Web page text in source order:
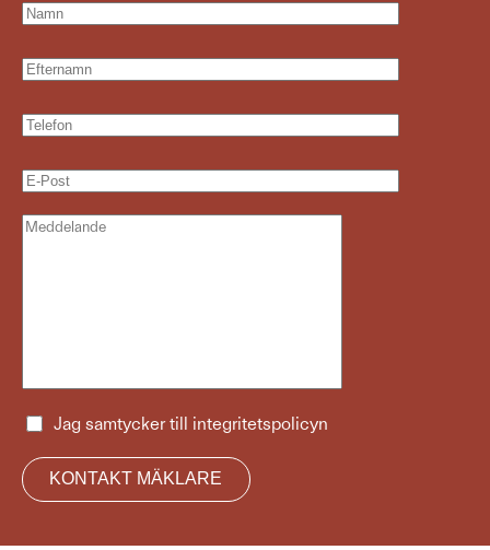
Jag samtycker till integritetspolicyn